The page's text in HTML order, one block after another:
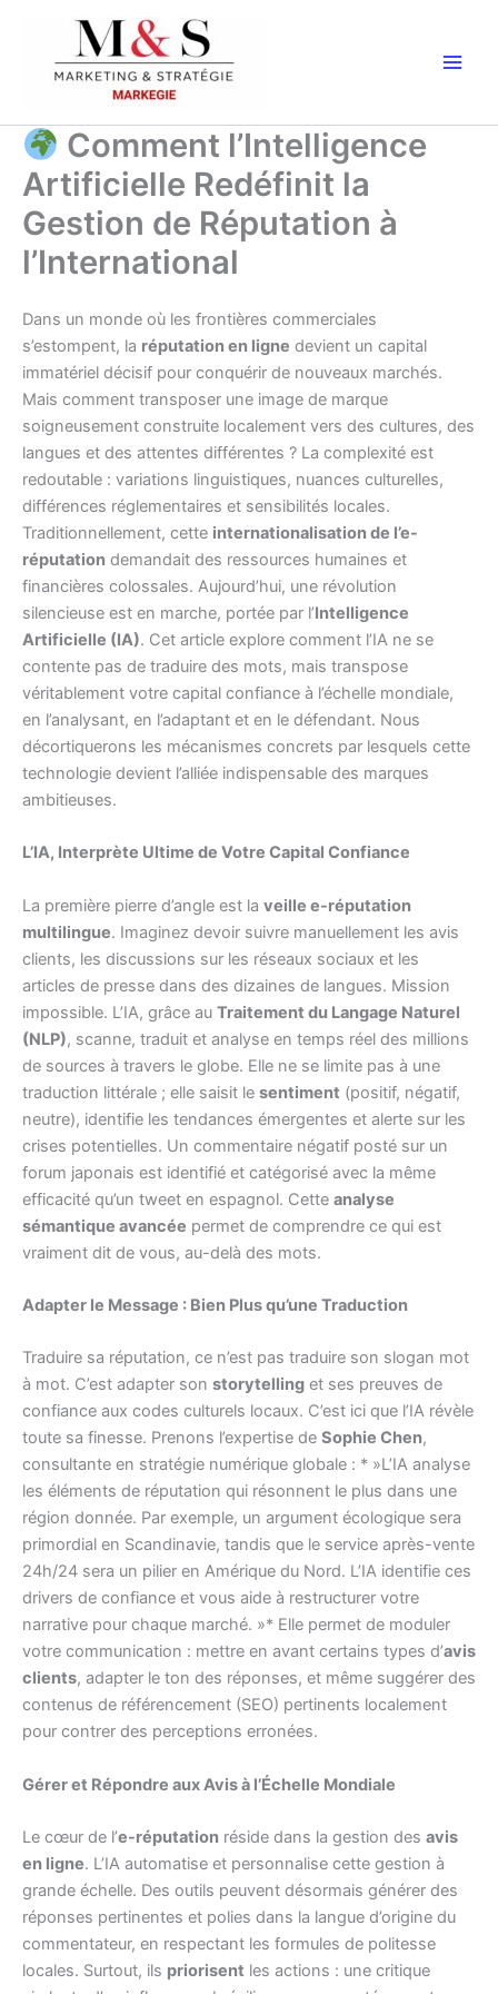
contenu
Comment l’Intelligence
Artificielle Redéfinit la
Gestion de Réputation à
l’International
Dans un monde où les frontières commerciales
s’estompent, la réputation en ligne devient un capital
immatériel décisif pour conquérir de nouveaux marchés.
Mais comment transposer une image de marque
soigneusement construite localement vers des cultures, des
langues et des attentes différentes ? La complexité est
redoutable : variations linguistiques, nuances culturelles,
différences réglementaires et sensibilités locales.
Traditionnellement, cette internationalisation de l’e-
réputation demandait des ressources humaines et
financières colossales. Aujourd’hui, une révolution
silencieuse est en marche, portée par l’Intelligence
Artificielle (IA). Cet article explore comment l’IA ne se
contente pas de traduire des mots, mais transpose
véritablement votre capital confiance à l’échelle mondiale,
en l’analysant, en l’adaptant et en le défendant. Nous
décortiquerons les mécanismes concrets par lesquels cette
technologie devient l’alliée indispensable des marques
ambitieuses.
L’IA, Interprète Ultime de Votre Capital Confiance
La première pierre d’angle est la veille e-réputation
multilingue. Imaginez devoir suivre manuellement les avis
clients, les discussions sur les réseaux sociaux et les
articles de presse dans des dizaines de langues. Mission
impossible. L’IA, grâce au Traitement du Langage Naturel
(NLP), scanne, traduit et analyse en temps réel des millions
de sources à travers le globe. Elle ne se limite pas à une
traduction littérale ; elle saisit le sentiment (positif, négatif,
neutre), identifie les tendances émergentes et alerte sur les
crises potentielles. Un commentaire négatif posté sur un
forum japonais est identifié et catégorisé avec la même
efficacité qu’un tweet en espagnol. Cette analyse
sémantique avancée permet de comprendre ce qui est
vraiment dit de vous, au-delà des mots.
Adapter le Message : Bien Plus qu’une Traduction
Traduire sa réputation, ce n’est pas traduire son slogan mot
à mot. C’est adapter son storytelling et ses preuves de
confiance aux codes culturels locaux. C’est ici que l’IA révèle
toute sa finesse. Prenons l’expertise de Sophie Chen,
consultante en stratégie numérique globale : * »L’IA analyse
les éléments de réputation qui résonnent le plus dans une
région donnée. Par exemple, un argument écologique sera
primordial en Scandinavie, tandis que le service après-vente
24h/24 sera un pilier en Amérique du Nord. L’IA identifie ces
drivers de confiance et vous aide à restructurer votre
narrative pour chaque marché. »* Elle permet de moduler
votre communication : mettre en avant certains types d’avis
clients, adapter le ton des réponses, et même suggérer des
contenus de référencement (SEO) pertinents localement
pour contrer des perceptions erronées.
Gérer et Répondre aux Avis à l’Échelle Mondiale
Le cœur de l’e-réputation réside dans la gestion des avis
en ligne. L’IA automatise et personnalise cette gestion à
grande échelle. Des outils peuvent désormais générer des
réponses pertinentes et polies dans la langue d’origine du
commentateur, en respectant les formules de politesse
locales. Surtout, ils priorisent les actions : une critique